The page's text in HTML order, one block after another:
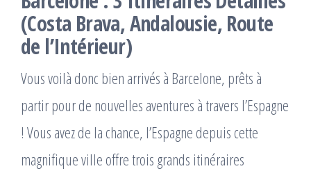
(Costa Brava, Andalousie, Route
de l’Intérieur)
Vous voilà donc bien arrivés à Barcelone, prêts à
partir pour de nouvelles aventures à travers l’Espagne
! Vous avez de la chance, l’Espagne depuis cette
magnifique ville offre trois grands itinéraires